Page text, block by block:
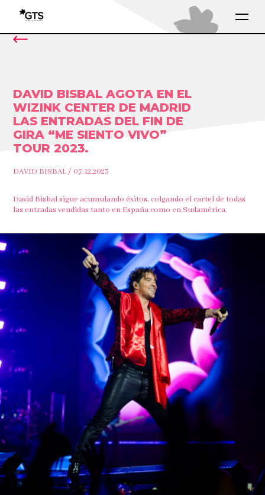
DAVID BISBAL AGOTA EN EL
WIZINK CENTER DE MADRID
LAS ENTRADAS DEL FIN DE
GIRA “ME SIENTO VIVO”
TOUR 2023.
DAVID BISBAL / 07.12.2023
David Bisbal sigue acumulando éxitos, colgando el cartel de todas
las entradas vendidas tanto en España como en Sudamérica.